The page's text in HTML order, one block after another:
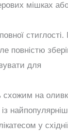
мішках
стиглості.
повністю
для
схожим на
у